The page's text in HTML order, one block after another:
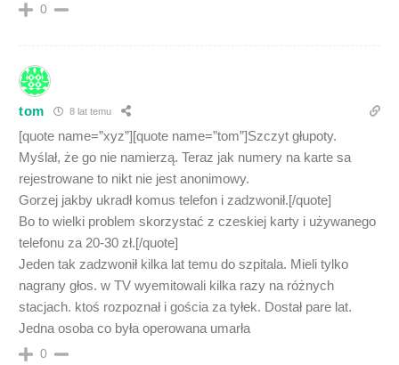
0
tom 8 lat temu
[quote name=”xyz”][quote name=”tom”]Szczyt głupoty.
Myślał, że go nie namierzą. Teraz jak numery na karte sa
rejestrowane to nikt nie jest anonimowy.
Gorzej jakby ukradł komus telefon i zadzwonił.[/quote]
Bo to wielki problem skorzystać z czeskiej karty i używanego
telefonu za 20-30 zł.[/quote]
Jeden tak zadzwonił kilka lat temu do szpitala. Mieli tylko
nagrany głos. w TV wyemitowali kilka razy na różnych
stacjach. ktoś rozpoznał i gościa za tyłek. Dostał pare lat.
Jedna osoba co była operowana umarła
0